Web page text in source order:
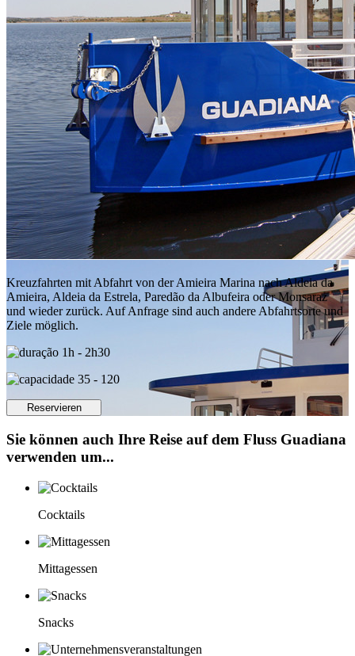
Kreuzfahrten mit Abfahrt von der Amieira Marina nach Aldeia da
Amieira, Aldeia da Estrela, Paredão da Albufeira oder Monsaraz
und wieder zurück. Auf Anfrage sind auch andere Abfahrtsorte und
Ziele möglich.
1h - 2h30
35 - 120
Reservieren
Sie können auch Ihre Reise auf dem Fluss Guadiana
verwenden um...
Cocktails
Mittagessen
Snacks